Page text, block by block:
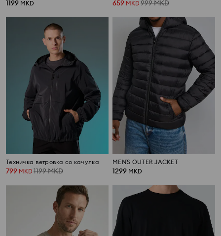
1199 MKD 659 MKD 999MKD
Техничка ветровка со качулка
799 MKD 1199MKD
MEN`S OUTER JACKET
1299 MKD